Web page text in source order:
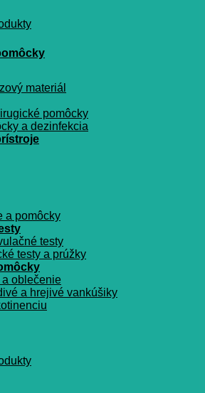
materiál
pomôcky
a dezinfekcia
a pomôcky
testy
testy a prúžky
oblečenie
a hrejivé vankúšiky